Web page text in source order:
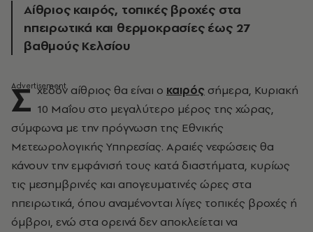
Αίθριος καιρός, τοπικές βροχές στα
ηπειρωτικά και θερμοκρασίες έως 27
βαθμούς Κελσίου
Σ χεδόν αίθριος θα είναι ο καιρός σήμερα, Κυριακή
10 Μαΐου στο μεγαλύτερο μέρος της χώρας,
σύμφωνα με την πρόγνωση της Εθνικής
Μετεωρολογικής Υπηρεσίας. Αραιές νεφώσεις θα
κάνουν την εμφάνισή τους κατά διαστήματα, κυρίως
τις μεσημβρινές και απογευματινές ώρες στα
ηπειρωτικά, όπου αναμένονται λίγες τοπικές βροχές ή
όμβροι, ενώ στα ορεινά δεν αποκλείεται να